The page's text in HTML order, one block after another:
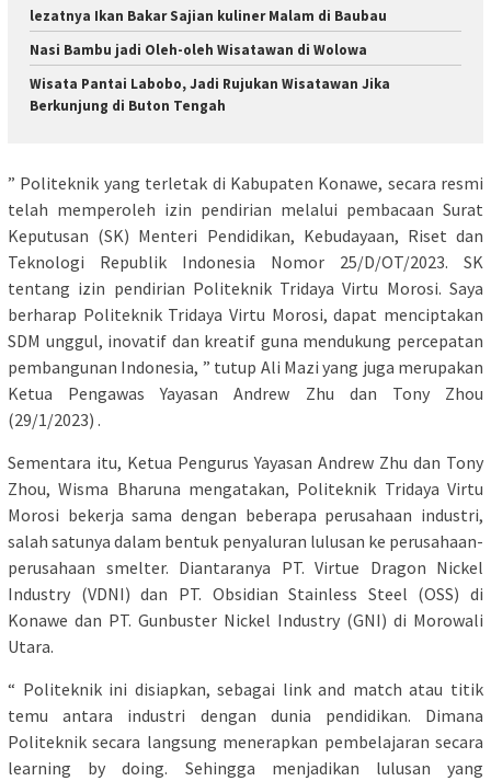
lezatnya Ikan Bakar Sajian kuliner Malam di Baubau
Nasi Bambu jadi Oleh-oleh Wisatawan di Wolowa
Wisata Pantai Labobo, Jadi Rujukan Wisatawan Jika
Berkunjung di Buton Tengah
” Politeknik yang terletak di Kabupaten Konawe, secara resmi
telah memperoleh izin pendirian melalui pembacaan Surat
Keputusan (SK) Menteri Pendidikan, Kebudayaan, Riset dan
Teknologi Republik Indonesia Nomor 25/D/OT/2023. SK
tentang izin pendirian Politeknik Tridaya Virtu Morosi. Saya
berharap Politeknik Tridaya Virtu Morosi, dapat menciptakan
SDM unggul, inovatif dan kreatif guna mendukung percepatan
pembangunan Indonesia, ” tutup Ali Mazi yang juga merupakan
Ketua Pengawas Yayasan Andrew Zhu dan Tony Zhou
(29/1/2023) .
Sementara itu, Ketua Pengurus Yayasan Andrew Zhu dan Tony
Zhou, Wisma Bharuna mengatakan, Politeknik Tridaya Virtu
Morosi bekerja sama dengan beberapa perusahaan industri,
salah satunya dalam bentuk penyaluran lulusan ke perusahaan-
perusahaan smelter. Diantaranya PT. Virtue Dragon Nickel
Industry (VDNI) dan PT. Obsidian Stainless Steel (OSS) di
Konawe dan PT. Gunbuster Nickel Industry (GNI) di Morowali
Utara.
“ Politeknik ini disiapkan, sebagai link and match atau titik
temu antara industri dengan dunia pendidikan. Dimana
Politeknik secara langsung menerapkan pembelajaran secara
learning by doing. Sehingga menjadikan lulusan yang